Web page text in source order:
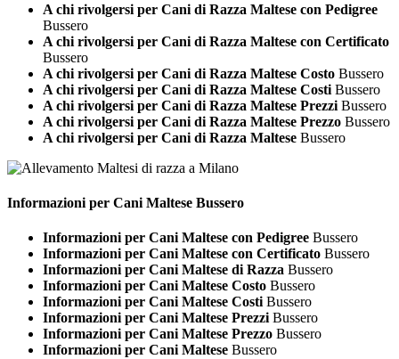
A chi rivolgersi per Cani di Razza Maltese con Pedigree
Bussero
A chi rivolgersi per Cani di Razza Maltese con Certificato
Bussero
A chi rivolgersi per Cani di Razza Maltese Costo Bussero
A chi rivolgersi per Cani di Razza Maltese Costi Bussero
A chi rivolgersi per Cani di Razza Maltese Prezzi Bussero
A chi rivolgersi per Cani di Razza Maltese Prezzo Bussero
A chi rivolgersi per Cani di Razza Maltese Bussero
Informazioni per Cani Maltese Bussero
Informazioni per Cani Maltese con Pedigree Bussero
Informazioni per Cani Maltese con Certificato Bussero
Informazioni per Cani Maltese di Razza Bussero
Informazioni per Cani Maltese Costo Bussero
Informazioni per Cani Maltese Costi Bussero
Informazioni per Cani Maltese Prezzi Bussero
Informazioni per Cani Maltese Prezzo Bussero
Informazioni per Cani Maltese Bussero